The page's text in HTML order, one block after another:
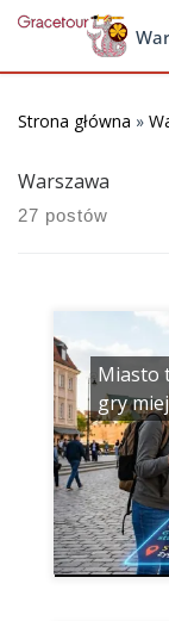
Skip to content
Strona główna »
Warszawa
27 postów
Miasto
gry